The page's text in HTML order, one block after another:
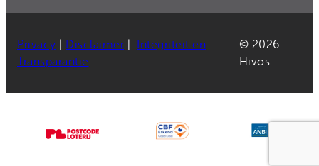
Privacy Disclaimer|
Integriteit en
Transparantie
© 2026
Hivos